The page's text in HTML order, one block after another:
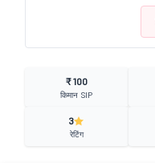
₹ 100
किमान SIP
3
रेटिंग